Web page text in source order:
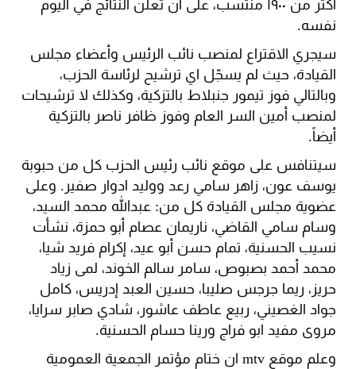
اكثر من ١٩٠٠ منتسب، على أن تُعلن النتائج في اليوم
نفسه.
سيجري الاقتراع لمنصب نائب الرئيس وأعضاء مجلس
القيادة، حيث لم يسجّل اي ترشيح لرئاسة الحزب،
وبالتالي فوز تيمور جنبلاط بالتزكية، وكذلك لا ترشيحات
لمنصب أمين السر العام وفوز ظافر ناصر بالتزكية
أيضاً.
سيتنافس على موقع نائب رئيس الحزب كل من حبوبة
يوسف عون، زاهر سامي رعد ووليد ادوار صفير. وعلى
عضوية مجلس القيادة كل من: عبدالله محمد السيد،
وسام سامي القاضي، ناريمان عصام أبو حمزة، نشأت
نسيب الحسنية، تمام حسن أبو عيد، إكرام فريد شيا،
محمد أحمد بصبوص، سامر سالم الخوند، لمى زياد
حريز، ريما جرجس صليبا، حسين العبد إدريس، كامل
جواد الغصيني، ربيع عاطف عاشور، شادي صابر سرايا،
مروى مفيد ابو فراج ورينا حسام الحسنية.
وعلم موقع mtv ان ختام مؤتمر الجمعية العمومية